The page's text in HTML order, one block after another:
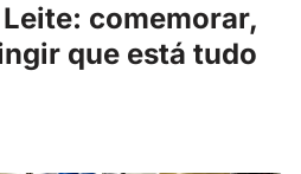
comemorar,
que está tudo